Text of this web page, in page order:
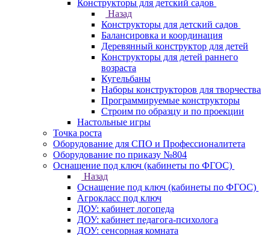
Конструкторы для детский садов
Назад
Конструкторы для детский садов
Балансировка и координация
Деревянный конструктор для детей
Конструкторы для детей раннего
возраста
Кугельбаны
Наборы конструкторов для творчества
Программируемые конструкторы
Строим по образцу и по проекции
Настольные игры
Точка роста
Оборудование для СПО и Профессионалитета
Оборудование по приказу №804
Оснащение под ключ (кабинеты по ФГОС)
Назад
Оснащение под ключ (кабинеты по ФГОС)
Агрокласс под ключ
ДОУ: кабинет логопеда
ДОУ: кабинет педагога-психолога
ДОУ: сенсорная комната